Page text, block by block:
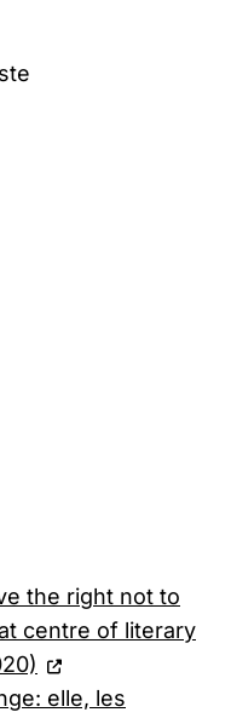
the right not to
centre of literary
elle, les